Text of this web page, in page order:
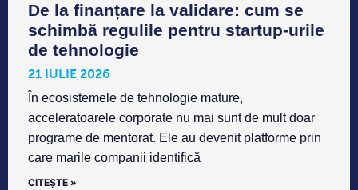
De la finanțare la validare: cum se
schimbă regulile pentru startup-urile
de tehnologie
21 IULIE 2026
În ecosistemele de tehnologie mature,
acceleratoarele corporate nu mai sunt de mult doar
programe de mentorat. Ele au devenit platforme prin
care marile companii identifică
CITEȘTE »